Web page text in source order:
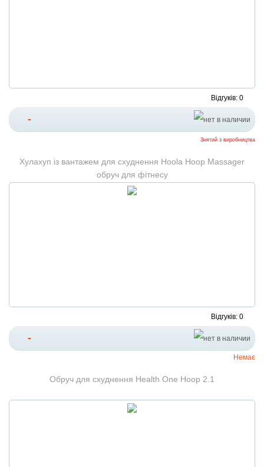
Відгуків: 0
-
Знятий з виробництва
Хулахуп із вантажем для схуднення Hoola Hoop Massager
обруч для фітнесу
Відгуків: 0
-
Немає
Обруч для схуднення Health One Hoop 2.1